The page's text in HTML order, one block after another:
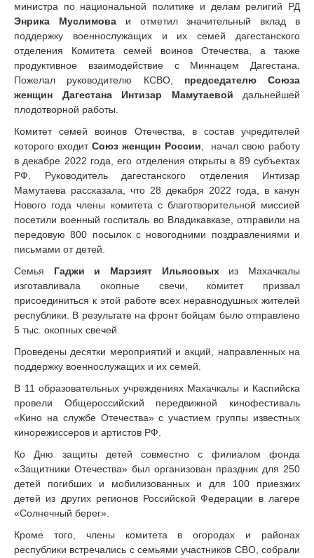
министра по национальной политике и делам религий РД
Энрика Муслимова и отметил значительный вклад в
поддержку военнослужащих и их семей дагестанского
отделения Комитета семей воинов Отечества, а также
продуктивное взаимодействие с Миннацем Дагестана.
Пожелал руководителю КСВО, председателю Союза
женщин Дагестана Интизар Мамутаевой дальнейшей
плодотворной работы.
Комитет семей воинов Отечества, в состав учредителей
которого входитСоюз женщин России , начал свою работу
в декабре 2022 года, его отделения открыты в 89 субъектах
РФ. Руководитель дагестанского отделения Интизар
Мамутаева рассказала, что 28 декабря 2022 года, в канун
Нового года члены комитета с благотворительной миссией
посетили военный госпиталь во Владикавказе, отправили на
передовую 800 посылок с новогодними поздравлениями и
письмами от детей.
Семья Гаджи и Марзият Ильясовыхиз Махачкалы
изготавливала окопные свечи, комитет призвал
присоединиться к этой работе всех неравнодушных жителей
республики. В результате на фронт бойцам было отправлено
5 тыс. окопных свечей.
Проведены десятки мероприятий и акций, направленных на
поддержку военнослужащих и их семей.
В 11 образовательных учреждениях Махачкалы и Каспийска
провели Общероссийский передвижной кинофестиваль
«Кино на службе Отечества» с участием группы известных
кинорежиссеров и артистов РФ.
Ко Дню защиты детей совместно с филиалом фонда
«Защитники Отечества» был организован праздник для 250
детей погибших и мобилизованных и для 100 приезжих
детей из других регионов Российской Федерации в лагере
«Солнечный берег».
Кроме того, члены комитета в огородах и районах
республики встречались с семьями участников СВО, собрали